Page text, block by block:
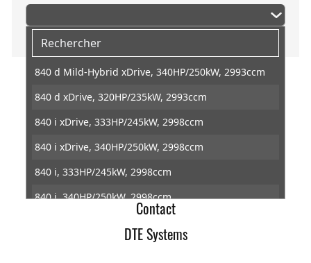
840 d Mild-Hybrid xDrive, 340HP/250kW, 2993ccm
840 d xDrive, 320HP/235kW, 2993ccm
840 i xDrive, 333HP/245kW, 2998ccm
840 i xDrive, 340HP/250kW, 2998ccm
840 i, 333HP/245kW, 2998ccm
840 i, 340HP/250kW, 2998ccm
DTE Systems
Conditions générales de ventes
Retractation
Protection des données
Contact
DTE Systems